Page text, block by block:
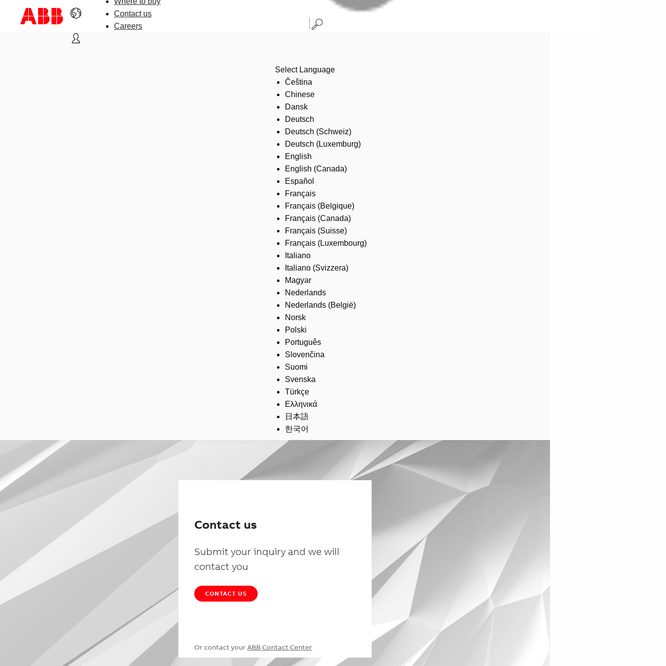
Contact us
Careers
Select Language
Čeština
Chinese
Dansk
Deutsch
Deutsch (Schweiz)
Deutsch (Luxemburg)
English
English (Canada)
Español
Français
Français (Belgique)
Français (Canada)
Français (Suisse)
Français (Luxembourg)
Italiano
Italiano (Svizzera)
Magyar
Nederlands
Nederlands (België)
Norsk
Polski
Português
Slovenčina
Suomi
Svenska
Türkçe
Ελληνικά
日本語
한국어
Contact us
Submit your inquiry and we will
contact you
CONTACT US
Or contact your ABB Contact Center